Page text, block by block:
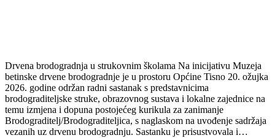
Drvena brodogradnja u strukovnim školama Na inicijativu Muzeja
betinske drvene brodogradnje je u prostoru Općine Tisno 20. ožujka
2026. godine održan radni sastanak s predstavnicima
brodograditeljske struke, obrazovnog sustava i lokalne zajednice na
temu izmjena i dopuna postojećeg kurikula za zanimanje
Brodograditelj/Brodograditeljica, s naglaskom na uvođenje sadržaja
vezanih uz drvenu brodogradnju. Sastanku je prisustvovala i…